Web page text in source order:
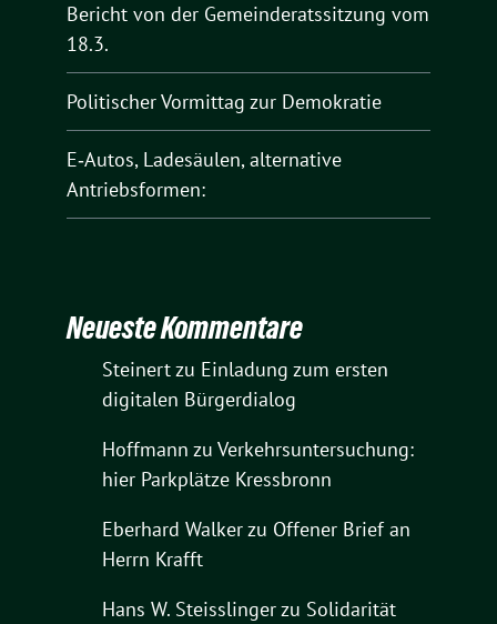
Bericht von der Gemeinderatssitzung vom
18.3.
Politischer Vormittag zur Demokratie
E‑Autos, Ladesäulen, alternative
Antriebsformen:
Neueste Kommentare
Steinertzu Einladung zum ersten
digitalen Bürgerdialog
Hoffmann zu Verkehrsuntersuchung:
hier Parkplätze Kressbronn
Eberhard Walkerzu Offener Brief an
Herrn Krafft
Hans W. Steisslingerzu Solidarität